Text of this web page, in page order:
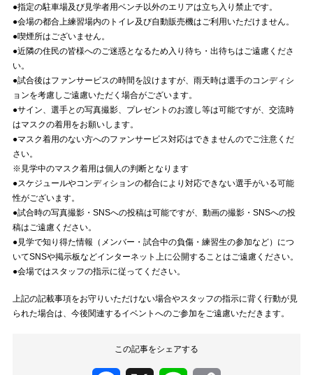
●指定の駐車場及び見学者用ベンチ以外のエリアは立ち入り禁止です。
●会場の都合上練習場内のトイレ及び自動販売機はご利用いただけません。
●喫煙所はございません。
●近隣の住民の皆様へのご迷惑となるため入り待ち・出待ちはご遠慮くださ
い。
●試合後はファンサービスの時間を設けますが、雨天時は選手のコンディシ
ョンを考慮しご遠慮いただく場合がございます。
●サイン、選手との写真撮影、プレゼントのお渡し等は可能ですが、交流時
はマスクの着用をお願いします。
●マスク着用のない方へのファンサービス対応はできませんのでご注意くだ
さい。
※見学中のマスク着用は個人の判断となります
●スケジュールやコンディションの都合により対応できない選手がいる可能
性がございます。
●試合時の写真撮影・SNSへの投稿は可能ですが、動画の撮影・SNSへの投
稿はご遠慮ください。
●見学で知り得た情報（メンバー・試合中の負傷・練習生の参加など）につ
いてSNSや掲示板などインターネット上に公開することはご遠慮ください。
●会場ではスタッフの指示に従ってください。
上記の記載事項をお守りいただけない場合やスタッフの指示に背く行動が見
られた場合は、今後関連するイベントへのご参加をご遠慮いただきます。
この記事をシェアする